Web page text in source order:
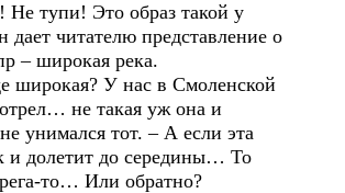
тупи! Это образ такой у
дает читателю представление о
– широкая река.
У нас в Смоленской
не такая уж она и
унимался тот. – А если эта
и долетит до середины… То
то… Или обратно?